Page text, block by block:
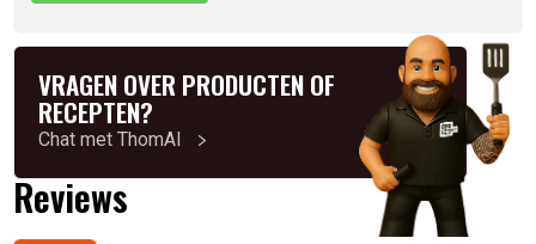
Inhoud: 500ml
Artikelnummer: 8720256492009
VRAGEN OVER PRODUCTEN OF
RECEPTEN?
Chat met ThomAI
Reviews